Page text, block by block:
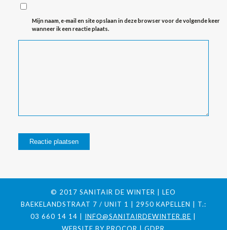
Mijn naam, e-mail en site opslaan in deze browser voor de volgende keer
wanneer ik een reactie plaats.
© 2017 SANITAIR DE WINTER | LEO
BAEKELANDSTRAAT 7 / UNIT 1 | 2950 KAPELLEN | T.:
03 660 14 14 | INFO@SANITAIRDEWINTER.BE |
WEBSITE BYPROCOR |GDPR